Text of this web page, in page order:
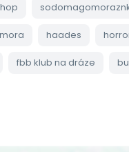
haades
fbb klub na dráze